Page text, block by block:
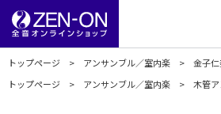
トップページ アンサンブル／室内楽
金子
トップページ
アンサンブル／室内楽 木管